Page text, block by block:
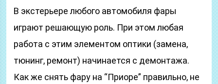
В экстерьере любого автомобиля фары
играют решающую роль. При этом любая
работа с этим элементом оптики (замена,
тюнинг, ремонт) начинается с демонтажа.
Как же снять фару на “Приоре” правильно, не